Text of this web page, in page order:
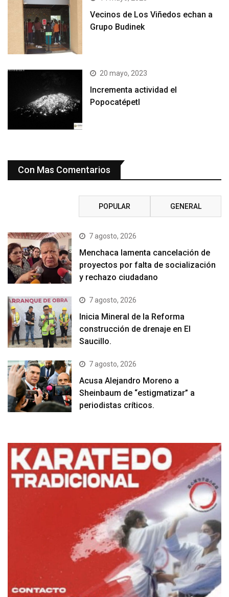
Vecinos de Los Viñedos echan a
Grupo Budinek
20 mayo, 2023
Incrementa actividad el
Popocatépetl
Con Mas Comentarios
POPULAR GENERAL
7 agosto, 2026
Menchaca lamenta cancelación de
proyectos por falta de socialización
y rechazo ciudadano
7 agosto, 2026
Inicia Mineral de la Reforma
construcción de drenaje en El
Saucillo.
7 agosto, 2026
Acusa Alejandro Moreno a
Sheinbaum de “estigmatizar” a
periodistas críticos.